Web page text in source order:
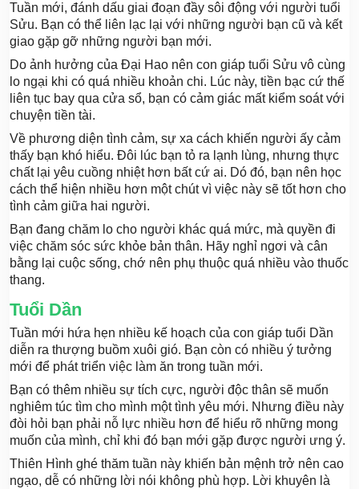
Tuần mới, đánh dấu giai đoạn đầy sôi động với người tuổi
Sửu. Bạn có thể liên lạc lại với những người bạn cũ và kết
giao gặp gỡ những người bạn mới.
Do ảnh hưởng của Đại Hao nên con giáp tuổi Sửu vô cùng
lo ngại khi có quá nhiều khoản chi. Lúc này, tiền bạc cứ thế
liên tục bay qua cửa sổ, bạn có cảm giác mất kiểm soát với
chuyện tiền tài.
Về phương diện tình cảm, sự xa cách khiến người ấy cảm
thấy bạn khó hiểu. Đôi lúc bạn tỏ ra lạnh lùng, nhưng thực
chất lại yêu cuồng nhiệt hơn bất cứ ai. Dó đó, bạn nên học
cách thể hiện nhiều hơn một chút vì việc này sẽ tốt hơn cho
tình cảm giữa hai người.
Bạn đang chăm lo cho người khác quá mức, mà quyền đi
việc chăm sóc sức khỏe bản thân. Hãy nghỉ ngơi và cân
bằng lại cuộc sống, chớ nên phụ thuộc quá nhiều vào thuốc
thang.
Tuổi Dần
Tuần mới hứa hẹn nhiều kế hoạch của con giáp tuổi Dần
diễn ra thượng buồm xuôi gió. Bạn còn có nhiều ý tưởng
mới để phát triển việc làm ăn trong tuần mới.
Bạn có thêm nhiều sự tích cực, người độc thân sẽ muốn
nghiêm túc tìm cho mình một tình yêu mới. Nhưng điều này
đòi hỏi bạn phải nỗ lực nhiều hơn để hiểu rõ những mong
muốn của mình, chỉ khi đó bạn mới gặp được người ưng ý.
Thiên Hình ghé thăm tuần này khiến bản mệnh trở nên cao
ngạo, dễ có những lời nói không phù hợp. Lời khuyên là